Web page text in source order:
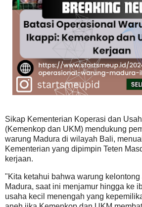
Sikap Kementerian Koperasi dan
(Kemenkop dan UKM) mendukung
warung Madura di wilayah Bali,
Kementerian yang dipimpin Teten
kerjaan.
"Kita ketahui bahwa warung
Madura, saat ini menjamur hingga ke
usaha kecil menengah yang